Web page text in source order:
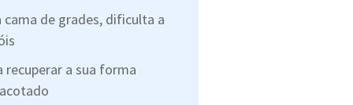
de grades, dificulta a
recuperar a sua forma